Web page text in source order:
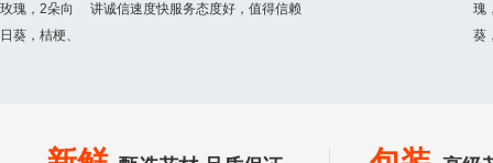
讲诚信速度快服务态度好，值得信赖